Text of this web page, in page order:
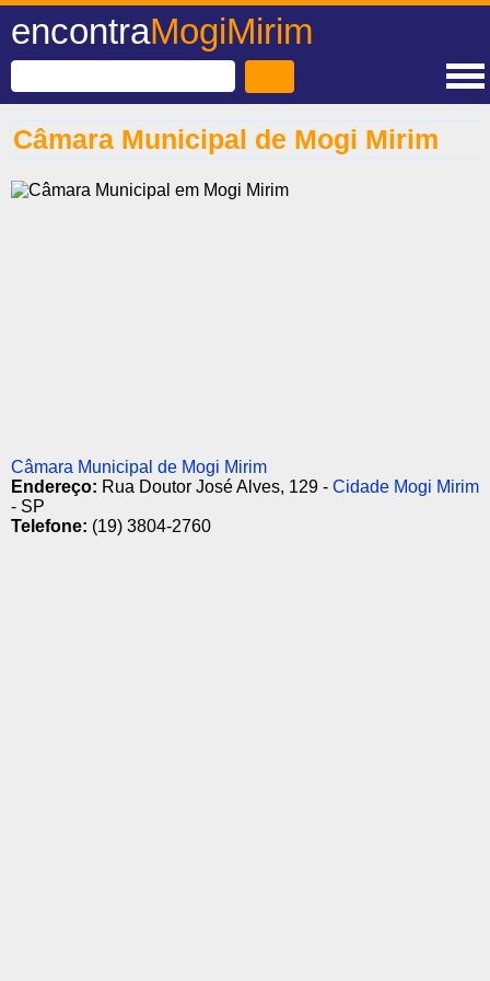
encontraMogiMirim
Câmara Municipal de Mogi Mirim
Câmara Municipal de Mogi Mirim
Endereço: Rua Doutor José Alves, 129 - Cidade Mogi Mirim
- SP
Telefone: (19) 3804-2760